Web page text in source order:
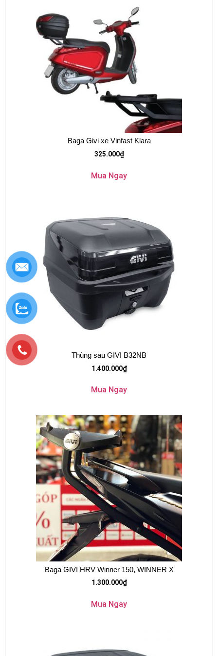
Baga Givi xe Vinfast Klara
325.000₫
Mua Ngay
Thùng sau GIVI B32NB
1.400.000₫
Mua Ngay
Baga GIVI HRV Winner 150, WINNER X
1.300.000₫
Mua Ngay